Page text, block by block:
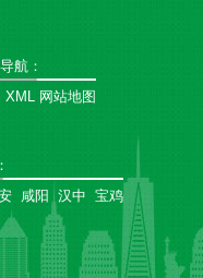
航：
XML 网站地图
：
咸阳 汉中 宝鸡